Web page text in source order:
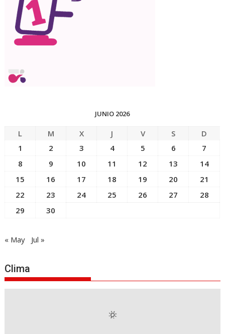
JUNIO 2026
L M X J V S
D
1
2 3 4 5 6
7
8
9 10 11 12 13
14
15
16 17 18 19 20
21
22
23 24 25 26 27
28
29
30
« May Jul »
Clima